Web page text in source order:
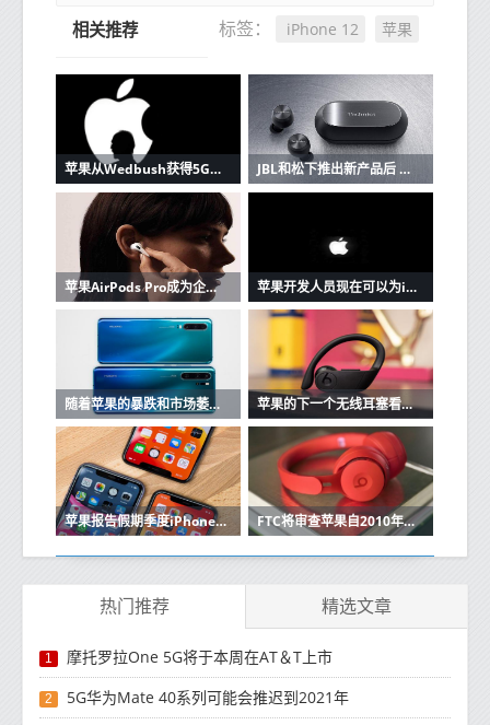
标签： iPhone 12 苹果
相关推荐
苹果从Wedbush获得5G潜在看涨信号 JBL和松下推出新产品后 苹果AirPods的竞争加剧
苹果AirPods Pro成为企业家最好朋友的3个原因 苹果开发人员现在可以为iOS和Mac应用程序创建单一购买的应用程序版本
随着苹果的暴跌和市场萎缩，华为在中国保持强大 苹果的下一个无线耳塞看起来很像Beats Powerbeats Pro
苹果报告假期季度iPhone销售强劲 FTC将审查苹果自2010年以来的收购
热门推荐 精选文章
1 摩托罗拉One 5G将于本周在AT＆T上市
2 5G华为Mate 40系列可能会推迟到2021年